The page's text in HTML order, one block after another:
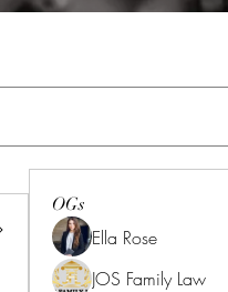
OGs
Ella Rose
JOS Family Law